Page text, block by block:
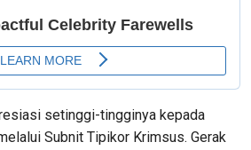
setinggi-tingginya kepada
Subnit Tipikor Krimsus. Gerak